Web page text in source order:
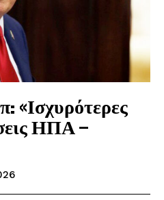
«Ισχυρότερες
ΗΠΑ –